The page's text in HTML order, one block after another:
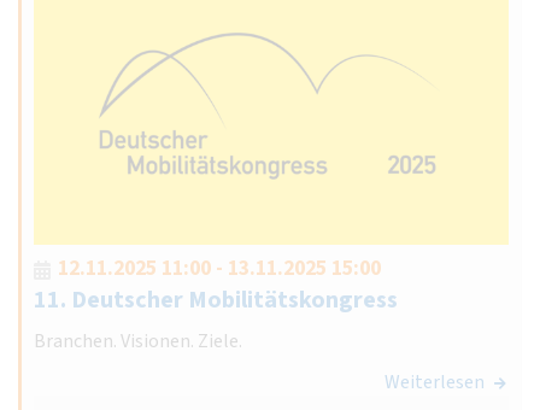
12.11.2025 11:00 - 13.11.2025 15:00
11. Deutscher Mobilitätskongress
Branchen. Visionen. Ziele.
Weiterlesen